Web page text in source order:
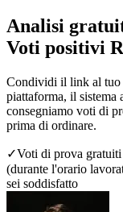
Analisi
Voti positivi
Condividi il link al tuo
piattaforma, il
consegniamo voti di
prima di ordinare.
✓Voti di prova
(durante l'orario
sei soddisfatto